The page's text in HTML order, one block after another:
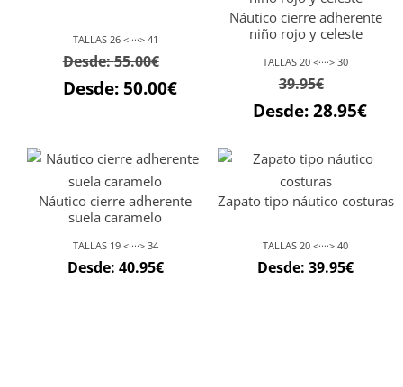
TALLAS 26 <····> 41
Desde:55.00€
Desde: 50.00€
Náutico cierre adherente
niño rojo y celeste
TALLAS 20 <····> 30
39.95€
Desde:28.95€
Náutico cierre adherente
suela caramelo
TALLAS 19 <····> 34
Desde: 40.95€
Zapato tipo náutico costuras
TALLAS 20 <····> 40
Desde:39.95€